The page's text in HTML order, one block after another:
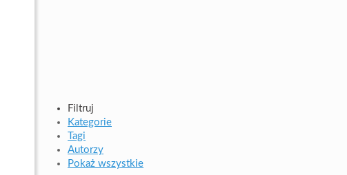
Filtruj
Kategorie
Tagi
Autorzy
Pokaż wszystkie